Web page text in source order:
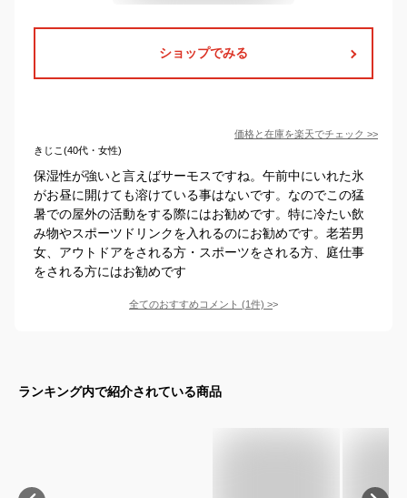
ショップでみる
価格と在庫を楽天でチェック >>
きじこ(40代・女性)
保湿性が強いと言えばサーモスですね。午前中にいれた氷
がお昼に開けても溶けている事はないです。なのでこの猛
暑での屋外の活動をする際にはお勧めです。特に冷たい飲
み物やスポーツドリンクを入れるのにお勧めです。老若男
女、アウトドアをされる方・スポーツをされる方、庭仕事
をされる方にはお勧めです
全てのおすすめコメント (1件) >
ランキング内で紹介されている商品